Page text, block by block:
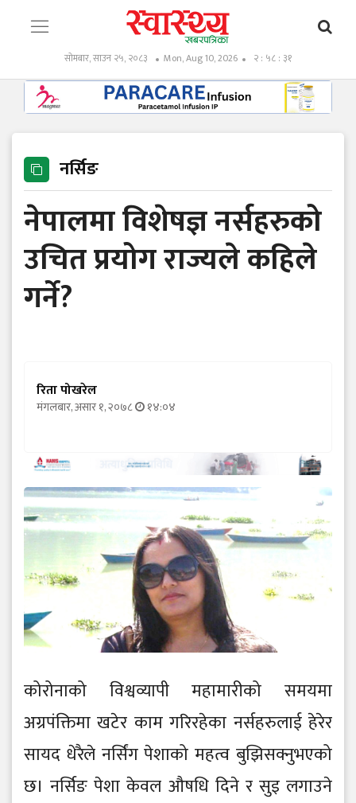
सोमबार, साउन २५, २०८३ Mon, Aug 10, 2026 २ : ५८ : ३२
नर्सिङ
नेपालमा विशेषज्ञ नर्सहरुको
उचित प्रयोग राज्यले कहिले
गर्ने?
रिता पोखरेल
मंगलबार, असार १, २०७८ १४:०४
कोरोनाको विश्वव्यापी महामारीको समयमा
अग्रपंक्तिमा खटेर काम गरिरहेका नर्सहरुलाई हेरेर
सायद धेरैले नर्सिंग पेशाको महत्व बुझिसक्नुभएको
छ। नर्सिङ पेशा केवल औषधि दिने र सुइ लगाउने